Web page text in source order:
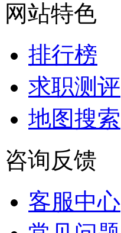
网站特色
排行榜
求职测评
地图搜索
咨询反馈
客服中心